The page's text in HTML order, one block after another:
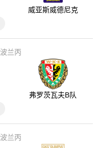
威亚斯威德尼克
波兰丙
弗罗茨瓦夫B队
波兰丙